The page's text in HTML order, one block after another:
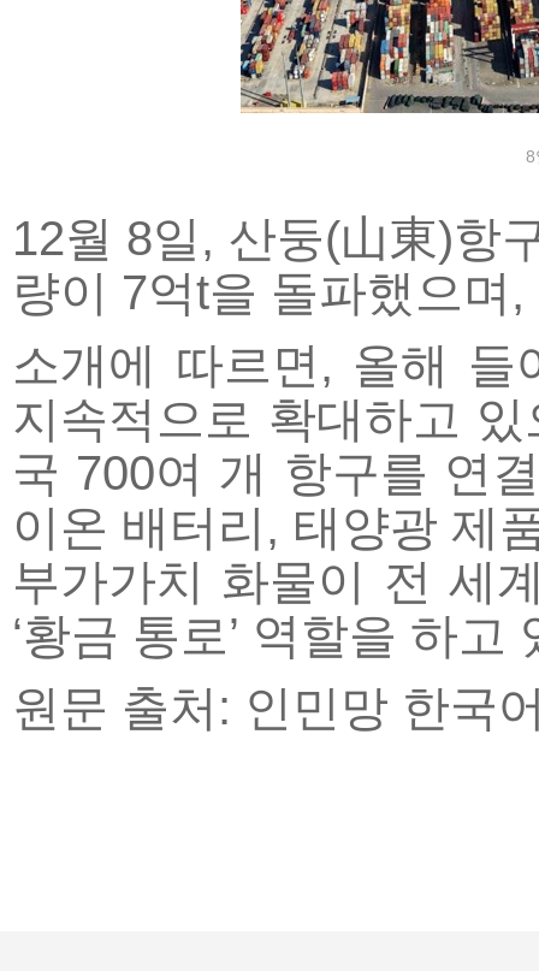
8
12월 8일, 산둥(山東)항
량이 7억t을 돌파했으며
소개에 따르면, 올해
지속적으로 확대하고
국 700여 개 항구를 연
이온 배터리, 태양광 제
부가가치 화물이 전 세
‘황금 통로’ 역할을 하고
원문 출처: 인민망 한국